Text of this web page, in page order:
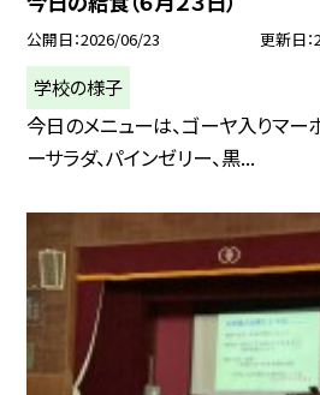
公開日 2026/06/23 更新日
学校の様子
今日のメニューは、ゴーヤ入りマー
ーサラダ、パインゼリー、黒...